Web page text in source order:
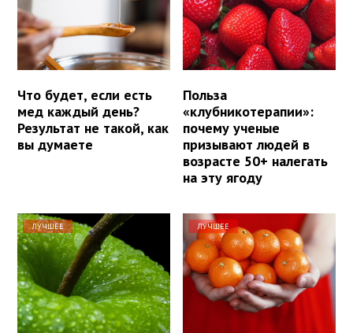
Что будет, если есть
мед каждый день?
Результат не такой, как
вы думаете
Польза
«клубникотерапии»:
почему ученые
призывают людей в
возрасте 50+ налегать
на эту ягоду
ЛУЧШЕЕ ЛУЧШЕЕ